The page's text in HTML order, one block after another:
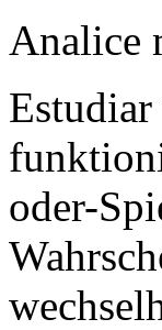
Analice
oder-